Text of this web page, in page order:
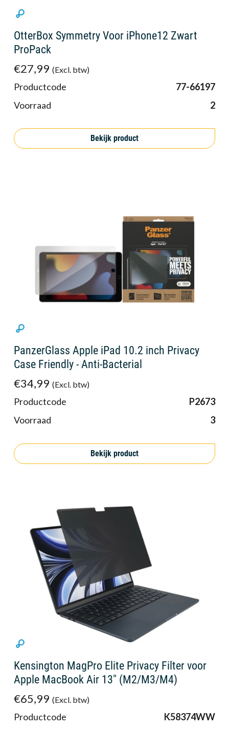
OtterBox Symmetry Voor iPhone12 Zwart
ProPack
€27,99 (Excl. btw)
Productcode
77-66197
Voorraad
2
Bekijk product
PanzerGlass Apple iPad 10.2 inch Privacy
Case Friendly - Anti-Bacterial
€34,99 (Excl. btw)
Productcode
P2673
Voorraad
3
Bekijk product
Kensington MagPro Elite Privacy Filter voor
Apple MacBook Air 13" (M2/M3/M4)
€65,99 (Excl. btw)
Productcode
K58374WW